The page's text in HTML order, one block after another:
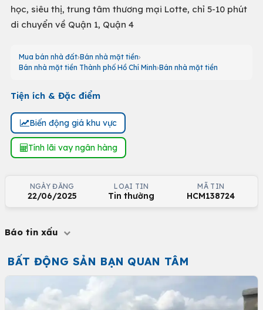
học, siêu thị, trung tâm thương mại Lotte, chỉ 5-10 phút
di chuyển về Quận 1, Quận 4
Mua bán nhà đất Bán nhà mặt tiền
Bán nhà mặt tiền Thành phố Hồ Chí Minh Bán nhà mặt tiền
Tiện ích & Đặc điểm
Biến động giá khu vực
Tính lãi vay ngân hàng
NGÀY ĐĂNG
22/06/2025
LOẠI TIN
Tin thường
MÃ TIN
HCM138724
Báo tin xấu
BẤT ĐỘNG SẢN BẠN QUAN TÂM